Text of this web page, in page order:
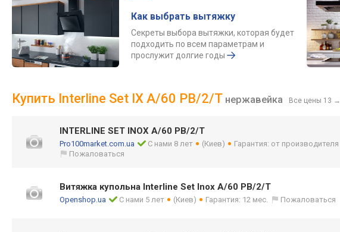
Как выбрать вытяжку
Секреты выбора вытяжки, которая будет
подходить по всем параметрам и
прослужит долгие годы
Купить Interline Set IX A/60 PB/2/T нержавейка Все цены 13 →
INTERLINE SET INOX A/60 PB/2/T
Pro100market.com.ua С нами 8 лет (Киев)
Гарантия: от производителя
Пожаловаться
Витяжка купольна Interline Set Inox A/60 PB/2/T
Openshop.ua С нами 5 лет (Киев) Гарантия: 12 мес. Пожаловаться